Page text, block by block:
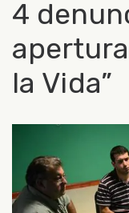
4
la Vida”